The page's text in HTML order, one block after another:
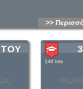
>>
146 hits